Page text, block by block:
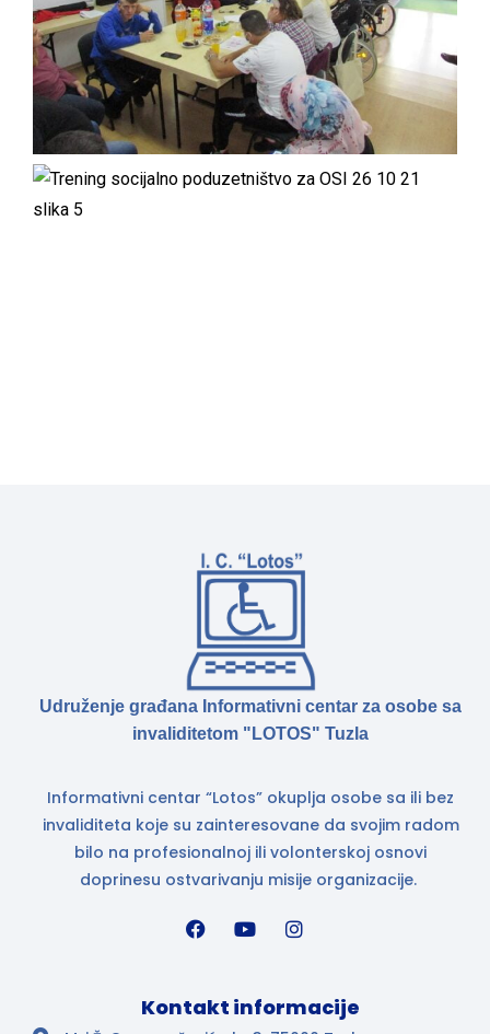
Udruženje građana Informativni centar za osobe sa
invaliditetom "LOTOS" Tuzla
Informativni centar “Lotos” okuplja osobe sa ili bez
invaliditeta koje su zainteresovane da svojim radom
bilo na profesionalnoj ili volonterskoj osnovi
doprinesu ostvarivanju misije organizacije.
Kontakt informacije